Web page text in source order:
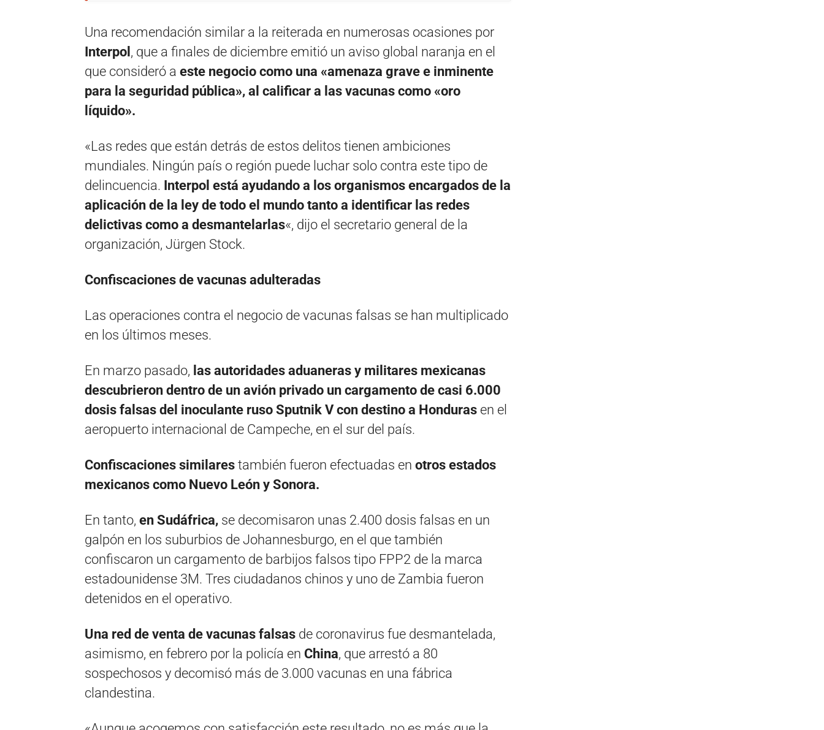
Una recomendación similar a la reiterada en numerosas ocasiones por
Interpol , que a finales de diciembre emitió un aviso global naranja en el
que consideró a este negocio como una «amenaza grave e inminente
para la seguridad pública», al calificar a las vacunas como «oro
líquido».
«Las redes que están detrás de estos delitos tienen ambiciones
mundiales. Ningún país o región puede luchar solo contra este tipo de
delincuencia. Interpol está ayudando a los organismos encargados de la
aplicación de la ley de todo el mundo tanto a identificar las redes
delictivas como a desmantelarlas«, dijo el secretario general de la
organización, Jürgen Stock.
Confiscaciones de vacunas adulteradas
Las operaciones contra el negocio de vacunas falsas se han multiplicado
en los últimos meses.
En marzo pasado, las autoridades aduaneras y militares mexicanas
descubrieron dentro de un avión privado un cargamento de casi 6.000
dosis falsas del inoculante ruso Sputnik V con destino a Honduras en el
aeropuerto internacional de Campeche, en el sur del país.
Confiscaciones similares también fueron efectuadas en otros estados
mexicanos como Nuevo León y Sonora.
En tanto, en Sudáfrica, se decomisaron unas 2.400 dosis falsas en un
galpón en los suburbios de Johannesburgo, en el que también
confiscaron un cargamento de barbijos falsos tipo FPP2 de la marca
estadounidense 3M. Tres ciudadanos chinos y uno de Zambia fueron
detenidos en el operativo.
Una red de venta de vacunas falsas de coronavirus fue desmantelada,
asimismo, en febrero por la policía en China, que arrestó a 80
sospechosos y decomisó más de 3.000 vacunas en una fábrica
clandestina.